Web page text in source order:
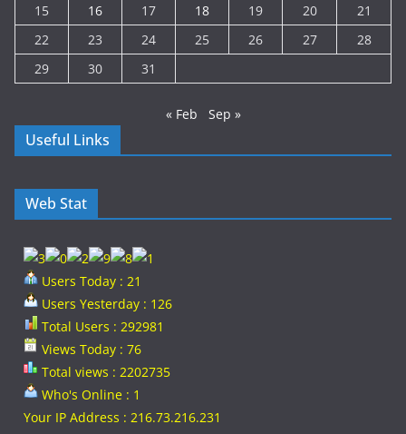
15
16 17 18 19 20
21
22
23 24 25 26 27
28
29
30 31
« Feb Sep »
Useful Links
Web Stat
Users Today : 21
Users Yesterday : 126
Total Users : 292981
Views Today : 76
Total views : 2202735
Who's Online : 1
Your IP Address : 216.73.216.231